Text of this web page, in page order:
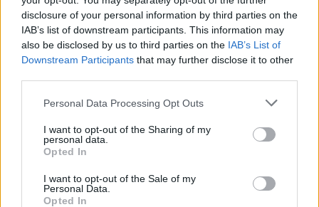
disclosure of your personal information by third parties on the
IAB’s list of downstream participants. This information may
also be disclosed by us to third parties on the IAB’s List of
Downstream Participants that may further disclose it to other
Please note that this website/app uses one or more Google
not limited to your visit or usage behaviour. You may click to
grant or deny consent to Google and its third-party tags to
use your data for below specified purposes in below Google
consent section.
Personal Data Processing Opt Outs
I want to opt-out of the Sharing of my
personal data.
Opted In
I want to opt-out of the Sale of my
Personal Data.
Opted In